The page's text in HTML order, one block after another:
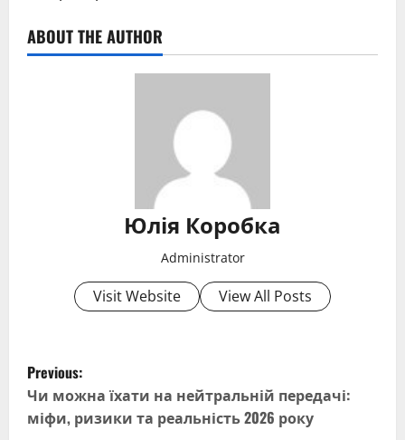
ABOUT THE AUTHOR
Юлія Коробка
Administrator
Visit Website View All Posts
P
o
Previous:
Чи можна їхати на нейтральній передачі:
міфи, ризики та реальність 2026 року